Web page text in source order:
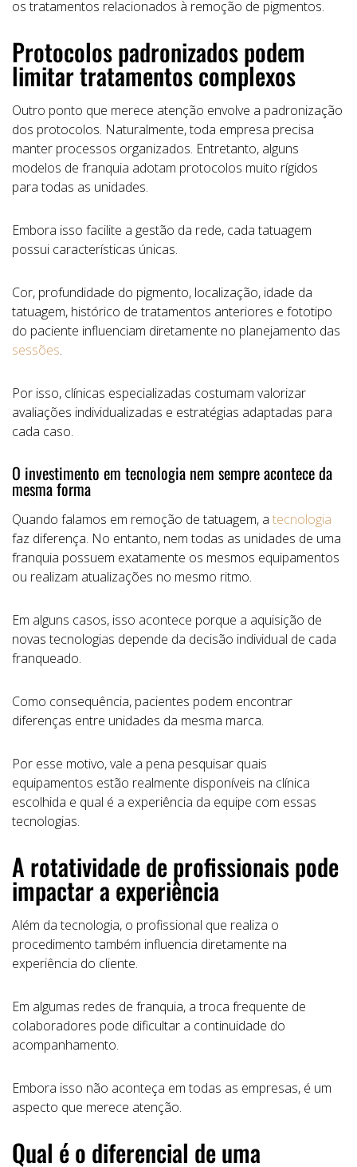
os tratamentos relacionados à remoção de pigmentos.
Protocolos padronizados podem
limitar tratamentos complexos
Outro ponto que merece atenção envolve a padronização
dos protocolos. Naturalmente, toda empresa precisa
manter processos organizados. Entretanto, alguns
modelos de franquia adotam protocolos muito rígidos
para todas as unidades.
Embora isso facilite a gestão da rede, cada tatuagem
possui características únicas.
Cor, profundidade do pigmento, localização, idade da
tatuagem, histórico de tratamentos anteriores e fototipo
do paciente influenciam diretamente no planejamento das
sessões.
Por isso, clínicas especializadas costumam valorizar
avaliações individualizadas e estratégias adaptadas para
cada caso.
O investimento em tecnologia nem sempre acontece da
mesma forma
Quando falamos em remoção de tatuagem, a tecnologia
faz diferença. No entanto, nem todas as unidades de uma
franquia possuem exatamente os mesmos equipamentos
ou realizam atualizações no mesmo ritmo.
Em alguns casos, isso acontece porque a aquisição de
novas tecnologias depende da decisão individual de cada
franqueado.
Como consequência, pacientes podem encontrar
diferenças entre unidades da mesma marca.
Por esse motivo, vale a pena pesquisar quais
equipamentos estão realmente disponíveis na clínica
escolhida e qual é a experiência da equipe com essas
tecnologias.
A rotatividade de profissionais pode
impactar a experiência
Além da tecnologia, o profissional que realiza o
procedimento também influencia diretamente na
experiência do cliente.
Em algumas redes de franquia, a troca frequente de
colaboradores pode dificultar a continuidade do
acompanhamento.
Embora isso não aconteça em todas as empresas, é um
aspecto que merece atenção.
Qual é o diferencial de uma